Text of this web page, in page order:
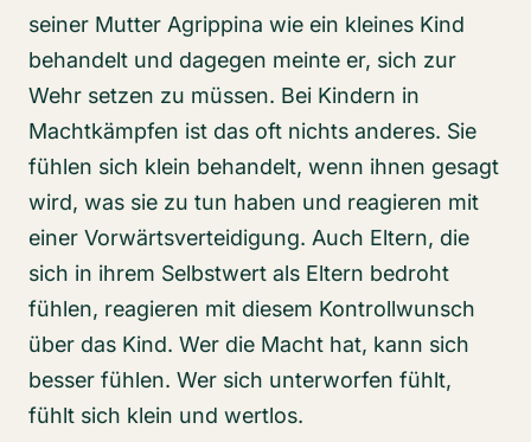
seiner Mutter Agrippina wie ein kleines Kind
behandelt und dagegen meinte er, sich zur
Wehr setzen zu müssen. Bei Kindern in
Machtkämpfen ist das oft nichts anderes. Sie
fühlen sich klein behandelt, wenn ihnen gesagt
wird, was sie zu tun haben und reagieren mit
einer Vorwärtsverteidigung. Auch Eltern, die
sich in ihrem Selbstwert als Eltern bedroht
fühlen, reagieren mit diesem Kontrollwunsch
über das Kind. Wer die Macht hat, kann sich
besser fühlen. Wer sich unterworfen fühlt,
fühlt sich klein und wertlos.